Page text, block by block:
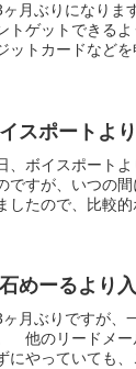
ヶ月ぶりになりま
トゲットできる
ットカードなど
スポートよ
、ボイスポート
ですが、いつの
したので、比較
めーるより
ヶ月ぶりですが、
他のリードメー
にやっていても